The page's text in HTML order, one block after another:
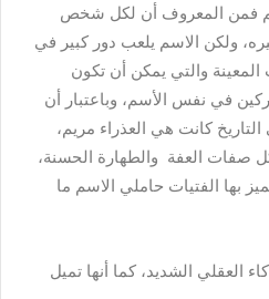
فمن المعروف أن لكل شخص
ولكن الاسم يلعب دور كبير في
والتي يمكن أن تكون
في نفس الأسم، وباعتبار أن
كانت هي العذراء مريم،
صفات العفة والطهارة الحسنة،
بها الفتيات حاملي الاسم ما
العقلي الشديد، كما أنها تميل